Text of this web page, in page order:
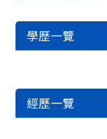
學歷一覽
經歷一覽